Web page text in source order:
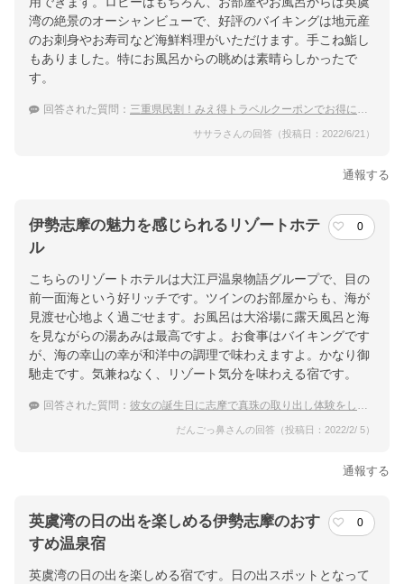
湾の絶景のオーシャンビューで、好評のバイキングは地元産
のお刺身やお寿司など海鮮料理がいただけます。手こね鮨し
もありました。特にお風呂からの眺めは素晴らしかったで
す。
回答された質問： 三重県民割！みえ得トラベルクーポンでお得に泊まれる温泉宿は
ササラさんの回答（投稿日：2022/6/21）
通報する
伊勢志摩の魅力を感じられるリゾートホテ
ル
0
こちらのリゾートホテルは大江戸温泉物語グループで、目の
前一面海という好リッチです。ツインのお部屋からも、海が
見渡せ心地よく過ごせます。お風呂は大浴場に露天風呂と海
を見ながらの湯あみは最高ですよ。お食事はバイキングです
が、海の幸山の幸が和洋中の調理で味わえますよ。かなり御
馳走です。気兼ねなく、リゾート気分を味わえる宿です。
回答された質問： 彼女の誕生日に志摩で真珠の取り出し体験をしたい。その後に志摩温泉に泊まりたい。
だんごっ鼻さんの回答（投稿日：2022/2/ 5）
通報する
英虞湾の日の出を楽しめる伊勢志摩のおす
すめ温泉宿
0
英虞湾の日の出を楽しめる宿です。日の出スポットとなって